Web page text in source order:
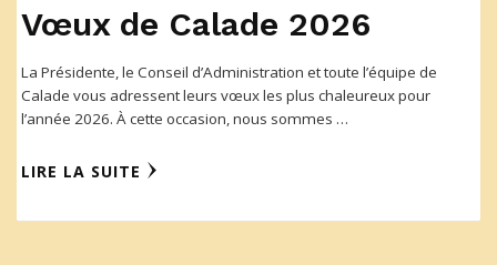
Vœux de Calade 2026
La Présidente, le Conseil d’Administration et toute l’équipe de
Calade vous adressent leurs vœux les plus chaleureux pour
l’année 2026. À cette occasion, nous sommes …
LIRE LA SUITE